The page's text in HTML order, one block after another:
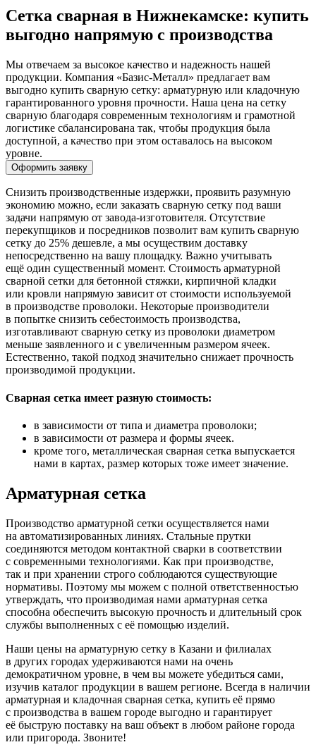
Сетка сварная в Нижнекамске: купить
выгодно напрямую с производства
Мы отвечаем за высокое качество и надежность нашей
продукции. Компания «Базис-Металл» предлагает вам
выгодно купить сварную сетку: арматурную или кладочную
гарантированного уровня прочности. Наша цена на сетку
сварную благодаря современным технологиям и грамотной
логистике сбалансирована так, чтобы продукция была
доступной, а качество при этом оставалось на высоком
уровне.
Оформить заявку
Снизить производственные издержки, проявить разумную
экономию можно, если заказать сварную сетку под ваши
задачи напрямую от завода-изготовителя. Отсутствие
перекупщиков и посредников позволит вам купить сварную
сетку до 25% дешевле, а мы осуществим доставку
непосредственно на вашу площадку. Важно учитывать
ещё один существенный момент. Стоимость арматурной
сварной сетки для бетонной стяжки, кирпичной кладки
или кровли напрямую зависит от стоимости используемой
в производстве проволоки. Некоторые производители
в попытке снизить себестоимость производства,
изготавливают сварную сетку из проволоки диаметром
меньше заявленного и с увеличенным размером ячеек.
Естественно, такой подход значительно снижает прочность
производимой продукции.
Сварная сетка имеет разную стоимость:
в зависимости от типа и диаметра проволоки;
в зависимости от размера и формы ячеек.
кроме того, металлическая сварная сетка выпускается
нами в картах, размер которых тоже имеет значение.
Арматурная сетка
Производство арматурной сетки осуществляется нами
на автоматизированных линиях. Стальные прутки
соединяются методом контактной сварки в соответствии
с современными технологиями. Как при производстве,
так и при хранении строго соблюдаются существующие
нормативы. Поэтому мы можем с полной ответственностью
утверждать, что производимая нами арматурная сетка
способна обеспечить высокую прочность и длительный срок
службы выполненных с её помощью изделий.
Наши цены на арматурную сетку в Казани и филиалах
в других городах удерживаются нами на очень
демократичном уровне, в чем вы можете убедиться сами,
изучив каталог продукции в вашем регионе. Всегда в наличии
арматурная и кладочная сварная сетка, купить её прямо
с производства в вашем городе выгодно и гарантирует
её быструю поставку на ваш объект в любом районе города
или пригорода. Звоните!